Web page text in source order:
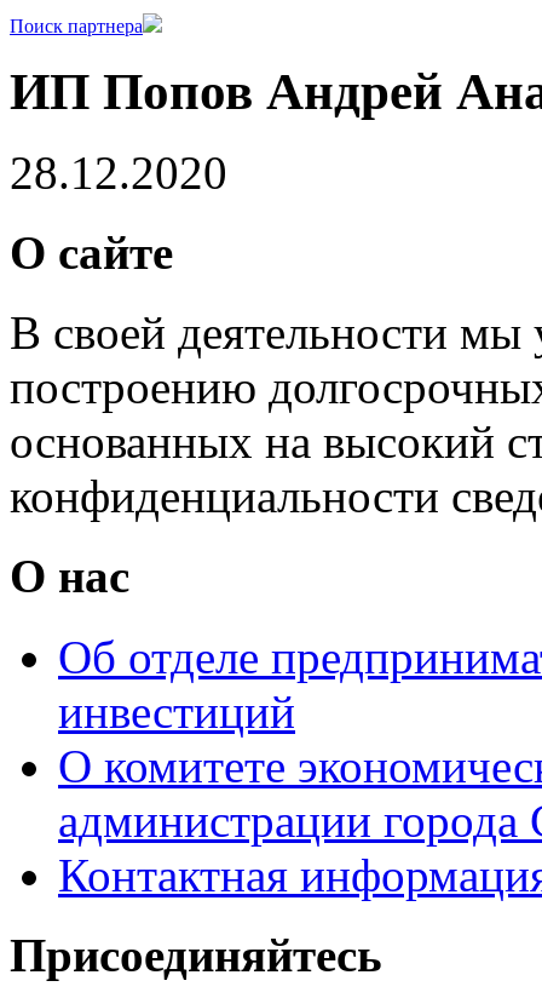
Поиск партнера
ИП Попов Андрей
28.12.2020
О сайте
В своей деятельности
построению
основанных на высокий
конфиденциальности
О нас
Об отделе
инвестиций
О комитете
администрации города
Контактная
Присоединяйтесь